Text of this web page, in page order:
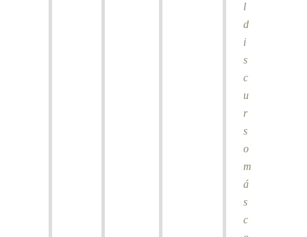
l
d
i
s
c
u
r
s
o
m
á
s
c